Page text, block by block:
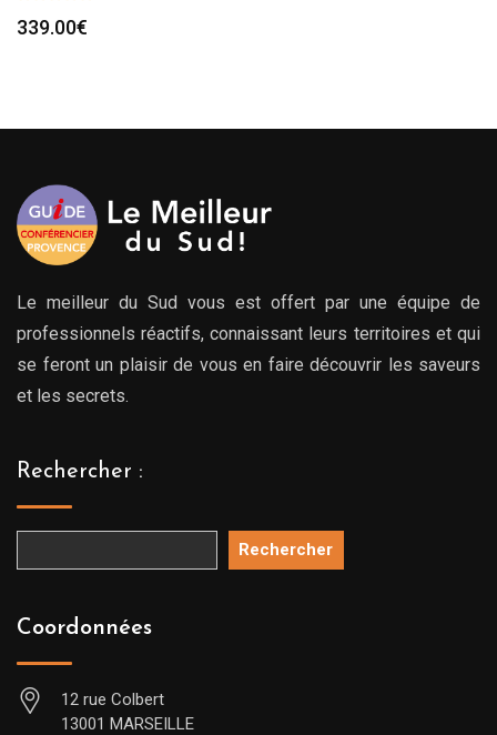
339.00€
Le meilleur du Sud vous est offert par une équipe de
professionnels réactifs, connaissant leurs territoires et qui
se feront un plaisir de vous en faire découvrir les saveurs
et les secrets.
Rechercher :
Rechercher
Coordonnées
12 rue Colbert
13001 MARSEILLE